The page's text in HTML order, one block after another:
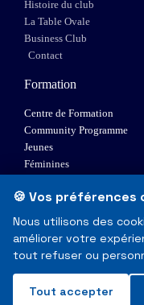
Histoire du club
La Table Ovale
Business Club
Contact
Formation
Centre de Formation
Community Programme
Jeunes
Féminines
Elite 1
© Toulouse Olympique
🍪 Vos préférences
Nous utilisons des
améliorer votre
tout refuser ou
Tout accepter